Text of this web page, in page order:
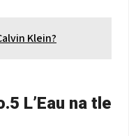
Klein?
L’Eau na tle